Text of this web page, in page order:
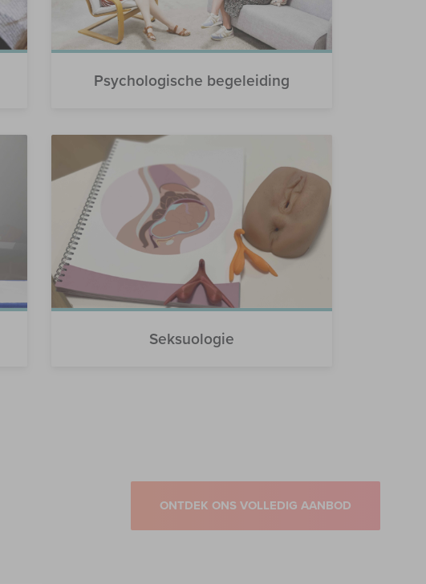
Psychologische begeleiding
Seksuologie
ONTDEK ONS VOLLEDIG AANBOD